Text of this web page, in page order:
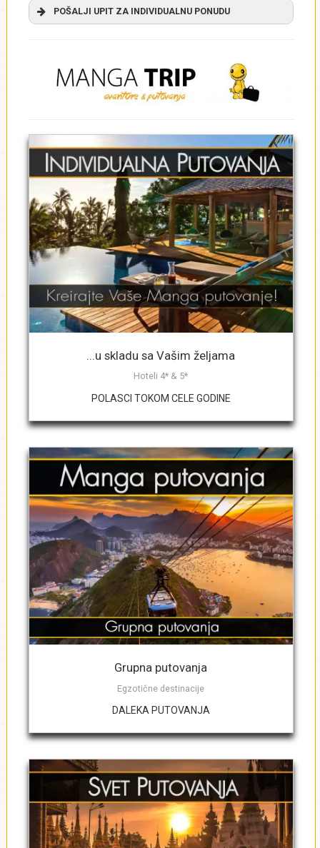
POŠALJI UPIT ZA INDIVIDUALNU PONUDU
Ime*
Prezime*
Email adresa*
Kontakt telefon*
Upišite destinaciju/destinacije po
prioritetu *
Broj dece 6 - 11.99 godina*
Broj dece 2 - 5.99 godina
Broj dece 0 - 1.99 godina
Ako je u pitanju grupa, navedite broj
...u skladu sa Vašim željama
Hoteli 4* & 5*
POLASCI TOKOM CELE GODINE
Grupna putovanja
Egzotične destinacije
DALEKA PUTOVANJA